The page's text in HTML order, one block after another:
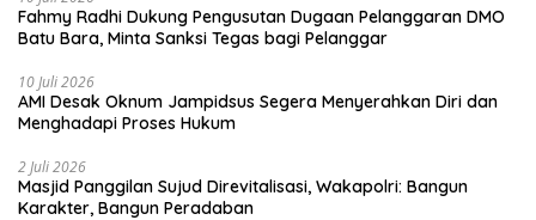
Fahmy Radhi Dukung Pengusutan Dugaan Pelanggaran DMO
Batu Bara, Minta Sanksi Tegas bagi Pelanggar
10 Juli 2026
AMI Desak Oknum Jampidsus Segera Menyerahkan Diri dan
Menghadapi Proses Hukum
2 Juli 2026
Masjid Panggilan Sujud Direvitalisasi, Wakapolri: Bangun
Karakter, Bangun Peradaban